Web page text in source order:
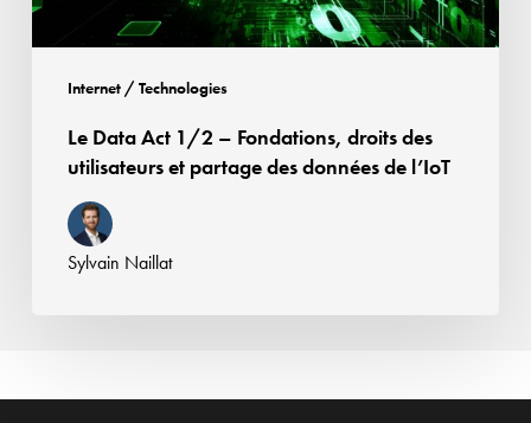
Internet / Technologies
utilisateurs
et
partage
donnéesLe Data Act 1/2 – Fondations, droits des
utilisateurs et partage des données de l’IoT
Sylvain Naillat